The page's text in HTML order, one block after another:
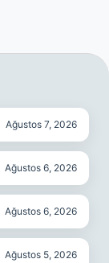
Ağustos 7, 2026
Ağustos 6, 2026
Ağustos 6, 2026
Ağustos 5, 2026